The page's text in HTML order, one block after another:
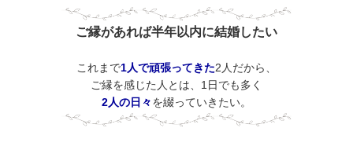
ご縁があれば半年以内に結婚したい
これまで1人で頑張ってきた2人だから、
ご縁を感じた人とは、 1日でも多く
2人の日々を綴っていきたい。